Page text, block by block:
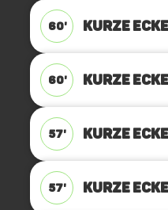
60' KURZE
60' KURZE ECKE
57' KURZE
57' KURZE ECKE